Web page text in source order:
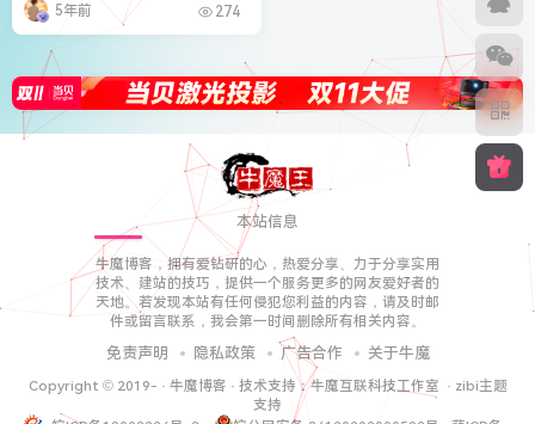
5年前 274
本站信息
牛魔博客，拥有爱钻研的心，热爱分享、力于分享实用
技术、建站的技巧，提供一个服务更多的网友爱好者的
天地。若发现本站有任何侵犯您利益的内容，请及时邮
件或留言联系，我会第一时间删除所有相关内容。
免责声明 隐私政策 广告合作 关于牛魔
Copyright © 2019- · 牛魔博客 · 技术支持：牛魔互联科技工作室 · zibi主题
支持